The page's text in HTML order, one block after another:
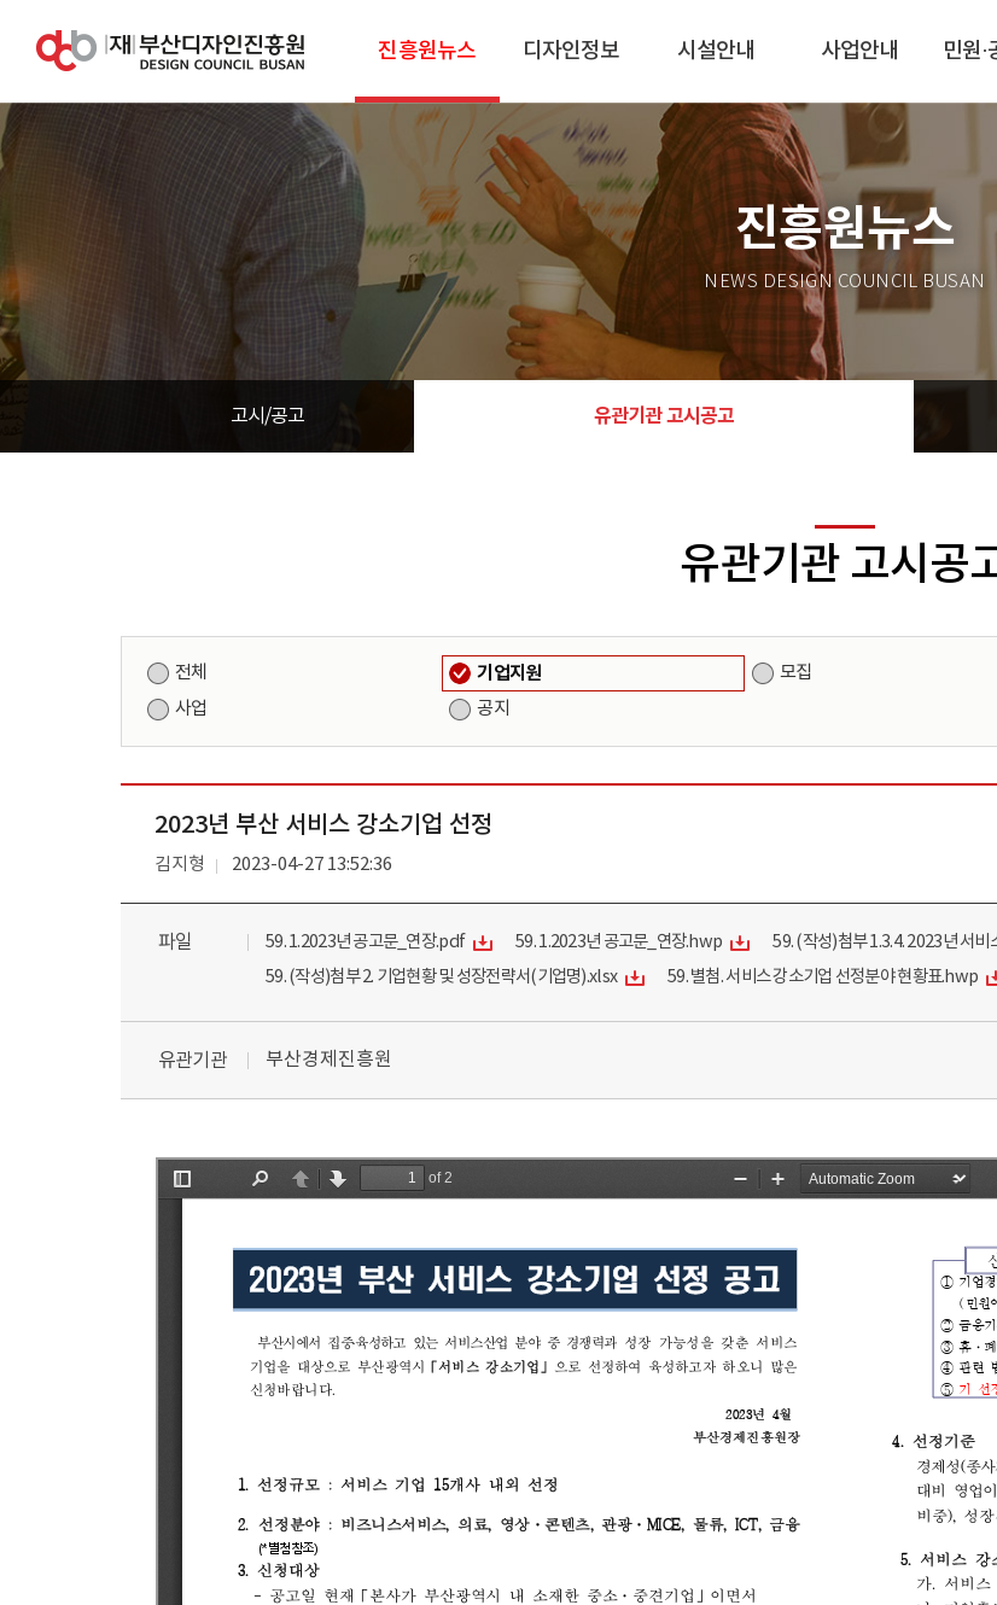
진흥원뉴스 디자인정보 시설안내 사업안내 민원
진흥원뉴스
NEWS DESIGN COUNCIL BUSAN
고시/공고 유관기관 고시공고
유관기관 고시공
전체 기업지원 모집
사업
공지
2023년 부산 서비스 강소기업 선정
김지형 2023-04-27 13:52:36
파일 59. 1.2023년 공고문_연장.pdf 59. 1.2023년 공고문_연장.hwp
59. (작성)첨부 1.3.4. 2023년 서
59. (작성)첨부 2. 기업현황 및 성장전략서(기업명).xlsx
59. 별첨. 서비스 강소기업 선정분야 현황표.hwp
유관기관 부산경제진흥원